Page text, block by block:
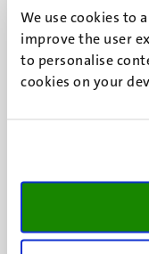
We use cookies to
improve the user
to personalise
cookies on your
Maastricht
Social
media
Bluesky
Facebook
Instagram
(NL)
Verantwoording
Support